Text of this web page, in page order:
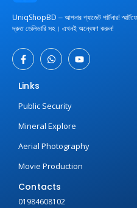
UniqShopBD ‒ আপনার গ্যাজেট পার্টনার!
দ্রুত ডেলিভারি সহ। এখনই অন্বেষণ করুন!
Links
Public Security
Mineral Explore
Aerial Photography
Movie Production
Contacts
01984608102